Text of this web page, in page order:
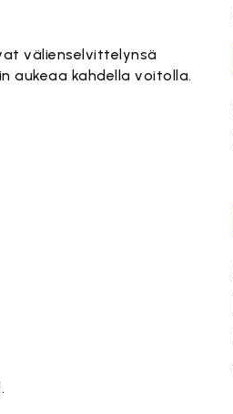
välienselvittelynsä
aukeaa kahdella voitolla.